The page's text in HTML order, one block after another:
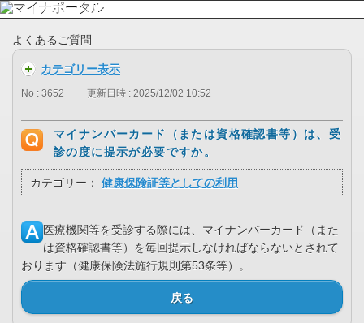
よくあるご質問
カテゴリー表示
No : 3652 更新日時 : 2025/12/02 10:52
マイナンバーカード（または資格確認書等）は、受
診の度に提示が必要ですか。
カテゴリー： 健康保険証等としての利用
医療機関等を受診する際には、マイナンバーカード（また
は資格確認書等）を毎回提示しなければならないとされて
おります（健康保険法施行規則第53条等）。
戻る